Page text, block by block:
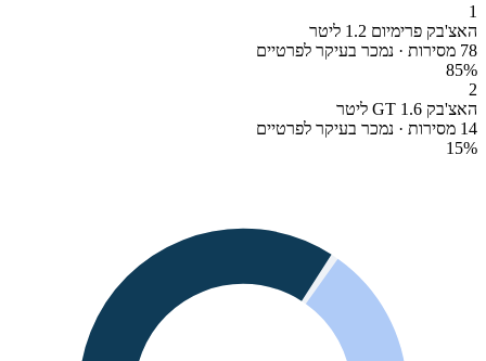
1
האצ'בק פרימיום 1.2 ליטר
78 מסירות · נמכר בעיקר לפרטיים
85%
2
האצ'בק GT 1.6 ליטר
14 מסירות · נמכר בעיקר לפרטיים
15%